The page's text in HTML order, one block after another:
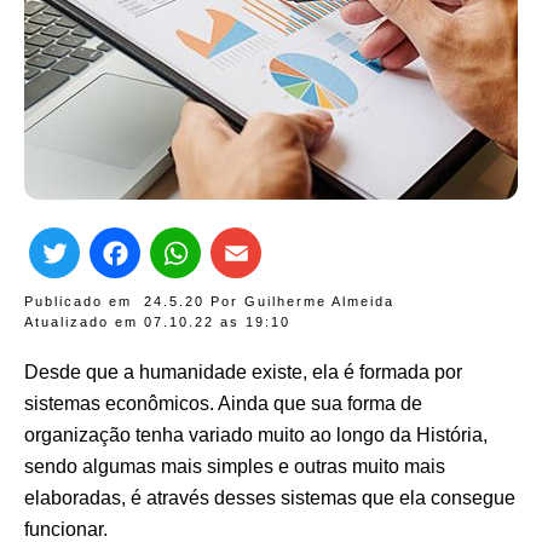
Publicado em 24.5.20 Por Guilherme Almeida
Atualizado em 07.10.22 as 19:10
TwitterFacebook
WhatsApp
Desde que a humanidade existe, ela é formada por
sistemas econômicos. Ainda que sua forma de
organização tenha variado muito ao longo da História,
sendo algumas mais simples e outras muito mais
elaboradas, é através desses sistemas que ela consegue
funcionar.